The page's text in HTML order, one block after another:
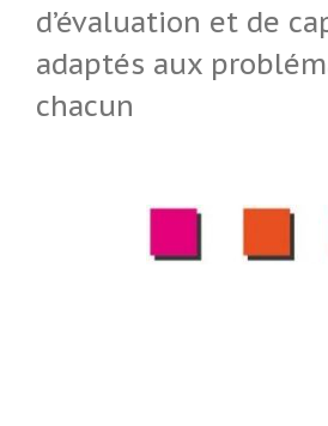
d’évaluation et de
adaptés aux
chacun